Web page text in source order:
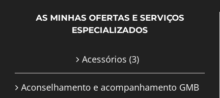
AS MINHAS OFERTAS E SERVIÇOS
ESPECIALIZADOS
Acessórios (3)
Aconselhamento e acompanhamento GMB